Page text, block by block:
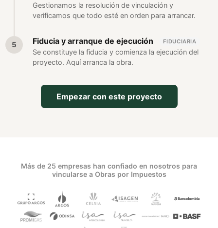
Gestionamos la resolución de vinculación y
verificamos que todo esté en orden para arrancar.
Fiducia y arranque de ejecución FIDUCIARIA
Se constituye la fiducia y comienza la ejecución del
proyecto. Aquí arranca la obra.
Empezar con este proyecto
Más de 25 empresas han confiado en nosotros para
vincularse a Obras por Impuestos